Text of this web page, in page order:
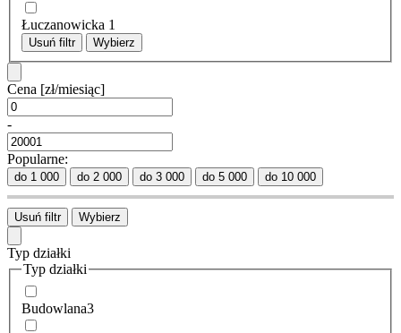
Łuczanowicka 1
Usuń filtr Wybierz
Cena [zł/miesiąc]
-
Popularne:
do 1 000 do 2 000 do 3 000 do 5 000 do 10 000
Usuń filtr Wybierz
Typ działki
Typ działki
Budowlana3